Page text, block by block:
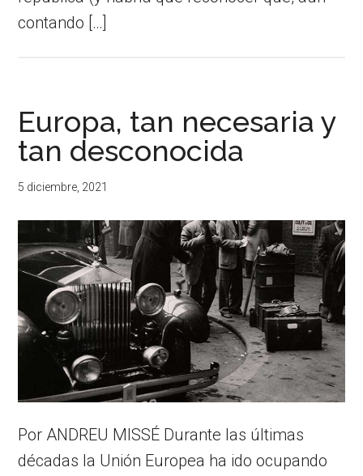
contando […]
Europa, tan necesaria y
tan desconocida
5 diciembre, 2021
Por ANDREU MISSÉ Durante las últimas
décadas la Unión Europea ha ido ocupando